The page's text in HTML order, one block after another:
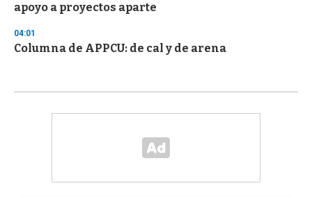
apoyo a proyectos aparte
04:01
Columna de APPCU: de cal y de arena